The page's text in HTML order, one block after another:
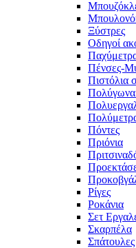
Ξύστρες
Οδηγοί
Πένσες-
Πιστόλια
Πολύγωνα
Πόντες
Πριόνια
Ρίγες
Ροκάνια
Σετ
Σκαρπέλα
Σπάτουλες